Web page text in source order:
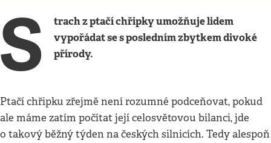
S
trach z ptačí chřipky umožňuje lidem
vypořádat se s posledním zbytkem divoké
přírody.
Ptačí chřipku zřejmě není rozumné podceňovat, pokud
ale máme zatím počítat její celosvětovou bilanci, jde
o takový běžný týden na českých silnicích. Tedy alespoň